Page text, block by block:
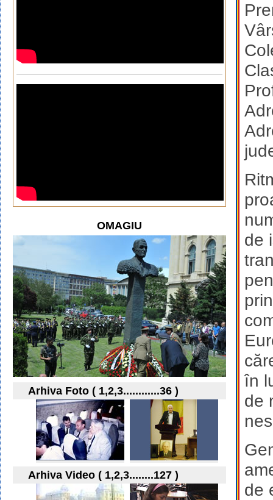
de
în
de
de
OMAGIU
Arhiva Foto ( 1,2,3............36 )
Arhiva Video ( 1,2,3........127 )